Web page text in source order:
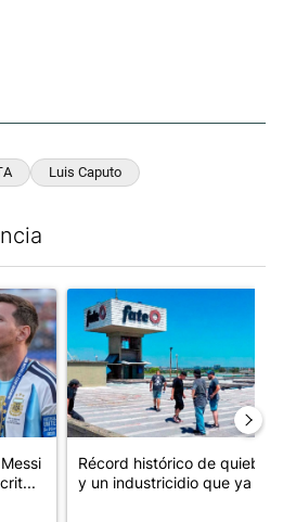
Luis Caputo
el título "Milei despidió a Jorge
Un artículo de tendencia
Récord histórico de quiebras
y un industricidio que ya ...